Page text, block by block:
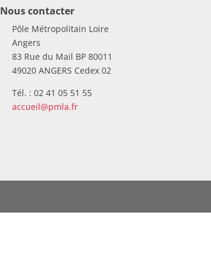
Nous contacter
Pôle Métropolitain Loire
Angers
83 Rue du Mail BP 80011
49020 ANGERS Cedex 02
Tél. : 02 41 05 51 55
accueil@pmla.fr